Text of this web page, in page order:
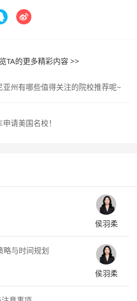
TA的更多精彩内容 >>
亚州有哪些值得关注的院校推荐呢~
请美国名校！
侯羽柔
略与时间规划
侯羽柔